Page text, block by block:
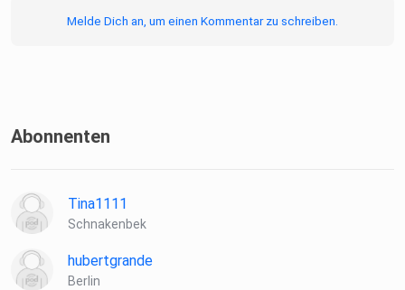
Melde Dich an, um einen Kommentar zu schreiben.
Abonnenten
Tina1111
Schnakenbek
hubertgrande
Berlin